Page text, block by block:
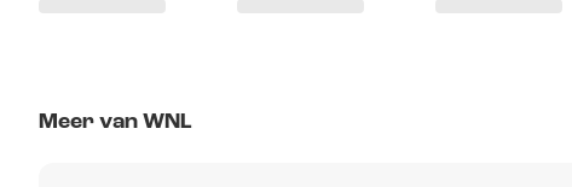
Meer van WNL